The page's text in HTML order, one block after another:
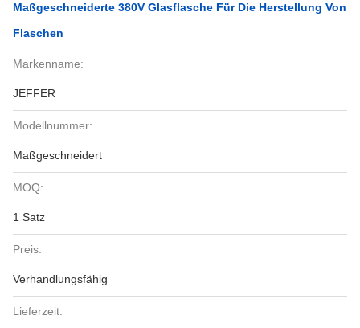
Maßgeschneiderte 380V Glasflasche Für Die Herstellung Von
Flaschen
Markenname:
JEFFER
Modellnummer:
Maßgeschneidert
MOQ:
1 Satz
Preis:
Verhandlungsfähig
Lieferzeit: